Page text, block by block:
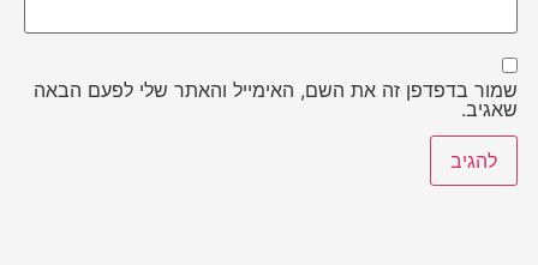
שמור בדפדפן זה את השם, האימייל והאתר שלי לפעם הבאה
שאגיב.